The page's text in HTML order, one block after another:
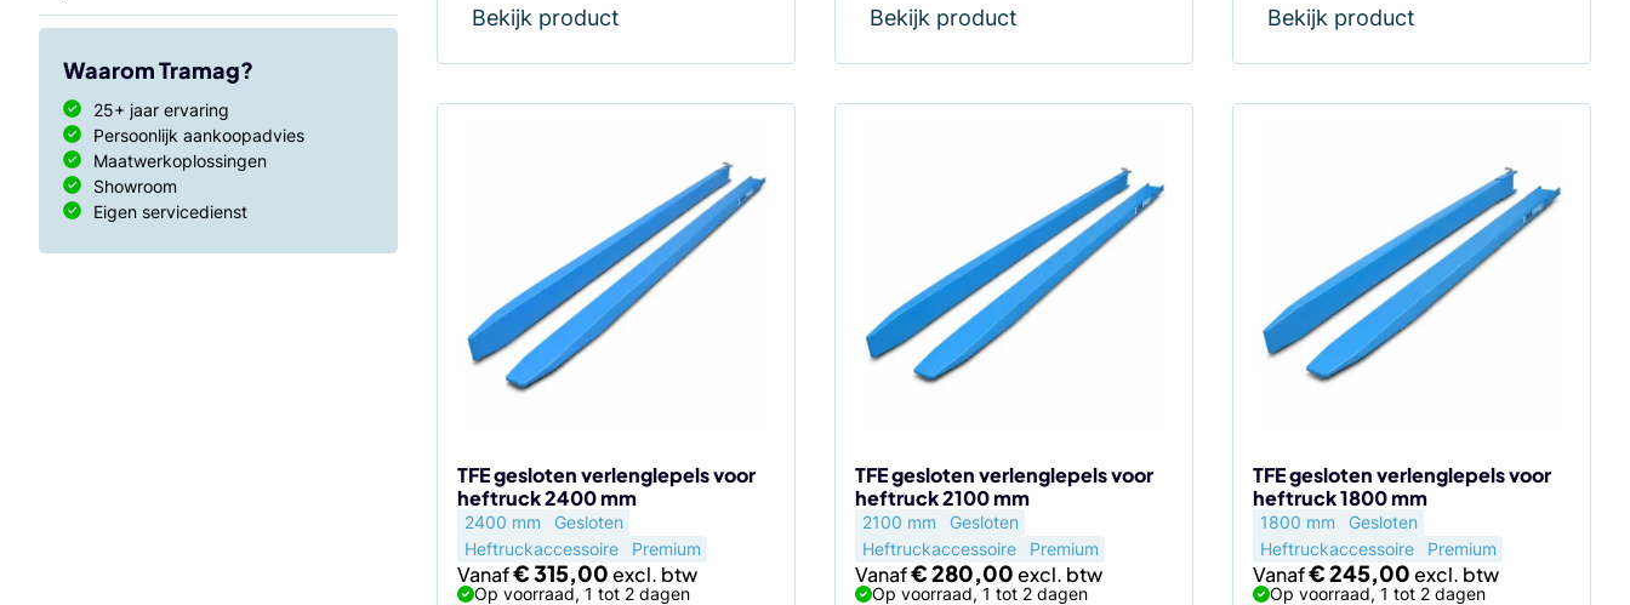
Waarom Tramag?
25+ jaar ervaring
Persoonlijk aankoopadvies
Maatwerkoplossingen
Showroom
Eigen servicedienst
Bekijk product Bekijk product Bekijk product
TFE gesloten verlenglepels voor
heftruck 2400 mm
2400 mm
Gesloten
Heftruckaccessoire
Premium
Vanaf€315,00
Op voorraad, 1 tot 2 dagen
optie
kan
gekozen
de
productpagina
TFE gesloten verlenglepels voor
heftruck 2100 mm
2100 mm
Gesloten
Heftruckaccessoire
Premium
Vanaf€280,00
Op voorraad, 1 tot 2 dagen
optie
kan
gekozen
de
productpagina
TFE gesloten verlenglepels voor
heftruck 1800 mm
1800 mm
Gesloten
Heftruckaccessoire
Premium
Vanaf€245,00
Op voorraad, 1 tot 2 dagen
variaties.
Deze
optie
kan
gekozen
de
productpagina